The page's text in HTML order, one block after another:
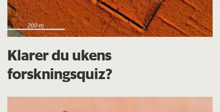
Klarer du ukens
forskningsquiz?